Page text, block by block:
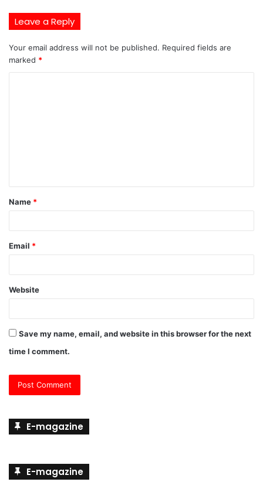
Leave a Reply
Your email address will not be published. Required fields are
marked *
t
*
Name *
Email *
Website
Save my name, email, and website in this browser for the next
time I comment.
E-magazine
E-magazine